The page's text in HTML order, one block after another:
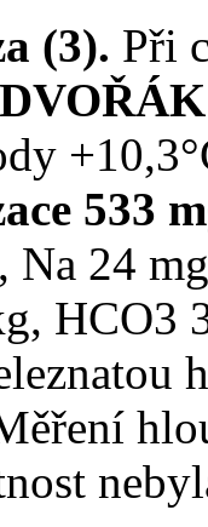
(3). Při
533
Na 24
HCO3